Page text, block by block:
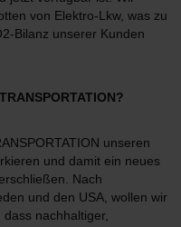
von Elektro-Lkw, was zu
Bilanz unserer Kunden
unseren
und damit ein neues
Nach
und den USA, wollen wir
nachhaltiger,